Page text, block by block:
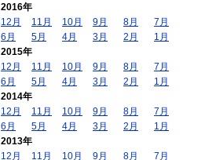
2016年
12月
11月 10月 9月 8月
7月
6月
5月 4月 3月 2月
1月
2015年
12月
11月 10月 9月 8月
7月
6月
5月 4月 3月 2月
1月
2014年
12月
11月 10月 9月 8月
7月
6月
5月 4月 3月 2月
1月
2013年
12月
11月 10月 9月 8月 7月